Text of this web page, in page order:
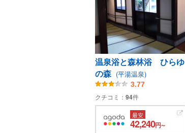
温泉浴と森林浴 ひらゆ
の森 (平湯温泉)
3.77
クチコミ： 94件
最安
42,240円～